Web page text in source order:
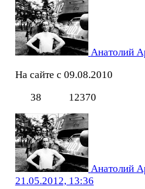
Анатолий
На сайте с 09.08.2010
38
12370
Анатолий
21.05.2012, 13:36